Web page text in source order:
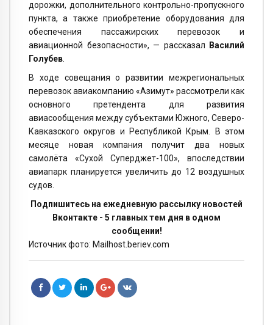
дорожки, дополнительного контрольно-пропускного
пункта, а также приобретение оборудования для
обеспечения пассажирских перевозок и
авиационной безопасности», — рассказал
Василий
Голубев.
В ходе совещания о развитии межрегиональных
перевозок авиакомпанию «Азимут» рассмотрели как
основного претендента для развития
авиасообщения между субъектами Южного, Северо-
Кавказского округов и Республикой Крым. В этом
месяце новая компания получит два новых
самолёта «Сухой Суперджет-100», впоследствии
авиапарк планируется увеличить до 12 воздушных
судов.
Подпишитесь на ежедневную рассылку новостей
Вконтакте - 5 главных тем дня в одном
сообщении!
Источник фото: Mailhost.beriev.com